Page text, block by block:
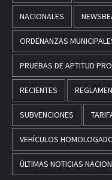
NACIONALES
ORDENANZAS
PRUEBAS DE APTITUD
RECIENTES
SUBVENCIONES
VEHÍCULOS
ÚLTIMAS NOTICIAS